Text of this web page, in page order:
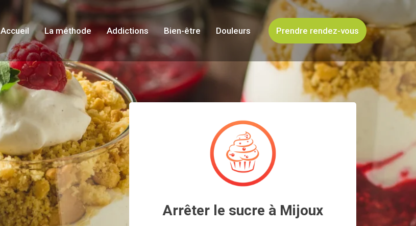
Accueil La méthode Addictions Bien-être Douleurs Prendre rendez-vous
Arrêter le sucre à Mijoux